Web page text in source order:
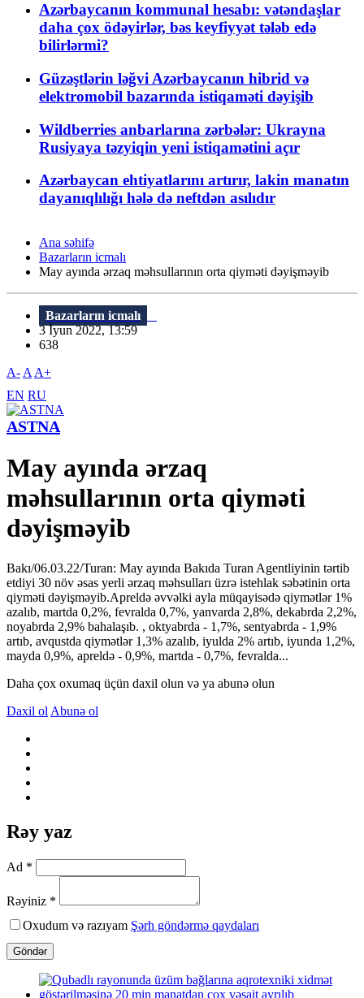
Azərbaycanın kommunal hesabı: vətəndaşlar
daha çox ödəyirlər, bəs keyfiyyət tələb edə
bilirlərmi?
Güzəştlərin ləğvi Azərbaycanın hibrid və
elektromobil bazarında istiqaməti dəyişib
Wildberries anbarlarına zərbələr: Ukrayna
Rusiyaya təzyiqin yeni istiqamətini açır
Azərbaycan ehtiyatlarını artırır, lakin manatın
dayanıqlılığı hələ də neftdən asılıdır
Ana səhifə
Bazarların icmalı
May ayında ərzaq məhsullarının orta qiyməti dəyişməyib
Bazarların icmalı
3 İyun 2022, 13:59
638
A- A A+
EN RU
ASTNA
May ayında ərzaq
məhsullarının orta qiyməti
dəyişməyib
Bakı/06.03.22/Turan: May ayında Bakıda Turan Agentliyinin tərtib
etdiyi 30 növ əsas yerli ərzaq məhsulları üzrə istehlak səbətinin orta
qiyməti dəyişməyib.Apreldə əvvəlki ayla müqayisədə qiymətlər 1%
azalıb, martda 0,2%, fevralda 0,7%, yanvarda 2,8%, dekabrda 2,2%,
noyabrda 2,9% bahalaşıb. , oktyabrda - 1,7%, sentyabrda - 1,9%
artıb, avqustda qiymətlər 1,3% azalıb, iyulda 2% artıb, iyunda 1,2%,
mayda 0,9%, apreldə - 0,9%, martda - 0,7%, fevralda...
Daha çox oxumaq üçün daxil olun və ya abunə olun
Daxil ol Abunə ol
Rəy yaz
Ad *
Rəyiniz *
Oxudum və razıyam Şərh göndərmə qaydaları
Göndər